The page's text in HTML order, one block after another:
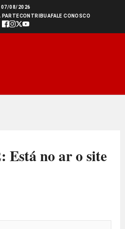
07/08/2026
PARTECONTRIBUAFALE CONOSCO
Está no ar o site